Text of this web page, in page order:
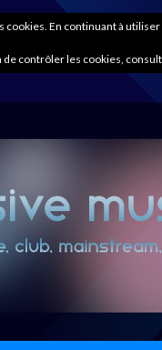
En continuant à
contrôler les cookies,